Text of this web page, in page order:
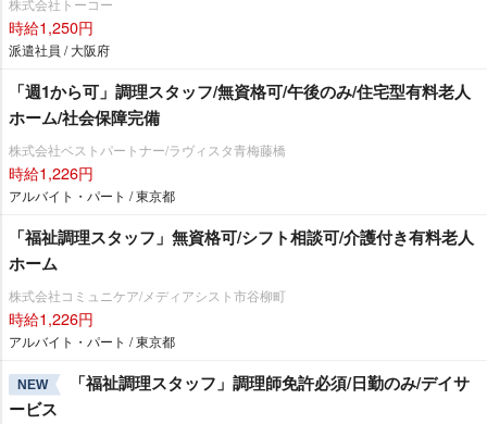
時給1,250円
派遣社員 / 大阪府
「週1から可」調理スタッフ/無資格可/午後のみ/住宅型有料老人
ホーム/社会保障完備
株式会社ベストパートナー/ラヴィスタ青梅藤橋
時給1,226円
アルバイト・パート / 東京都
「福祉調理スタッフ」無資格可/シフト相談可/介護付き有料老人
ホーム
株式会社コミュニケア/メディアシスト市谷柳町
時給1,226円
アルバイト・パート / 東京都
NEW
「福祉調理スタッフ」調理師免許必須/日勤のみ/デイサ
ービス